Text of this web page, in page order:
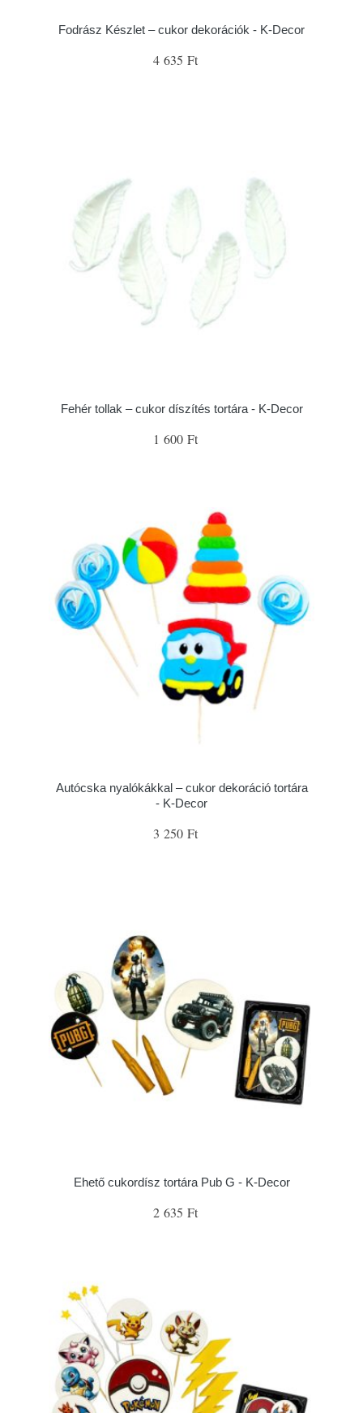
Fodrász Készlet – cukor dekorációk - K-Decor
4 635 Ft
Fehér tollak – cukor díszítés tortára - K-Decor
1 600 Ft
Autócska nyalókákkal – cukor dekoráció tortára
- K-Decor
3 250 Ft
Ehető cukordísz tortára Pub G - K-Decor
2 635 Ft